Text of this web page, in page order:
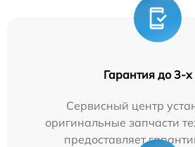
Гарантия до 3-х
Сервисный центр
оригинальные запчасти
предоставляет